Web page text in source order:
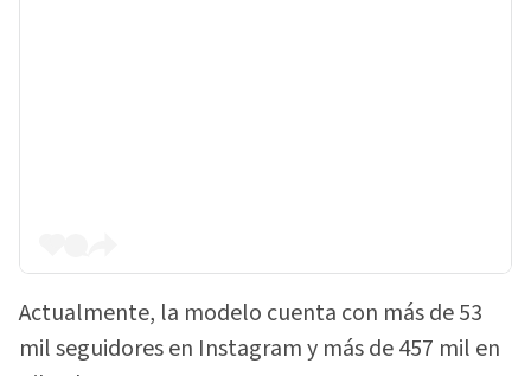
Actualmente, la modelo cuenta con más de 53
mil seguidores en Instagram y más de 457 mil en